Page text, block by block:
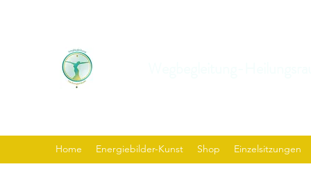
Home Energiebilder-Kunst Shop Einzelsitzungen